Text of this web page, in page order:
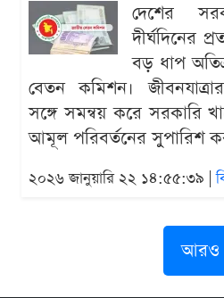
দেশের
দীর্ঘদিনের
বড় ধাপ
বেতন কমিশন।
সঙ্গে সমন্বয় করে সরকারি
আমূল পরিবর্তনের সুপারিশ
২০২৬ জানুয়ারি ২২ ১৪:৫৫:৩৯ |
আরও